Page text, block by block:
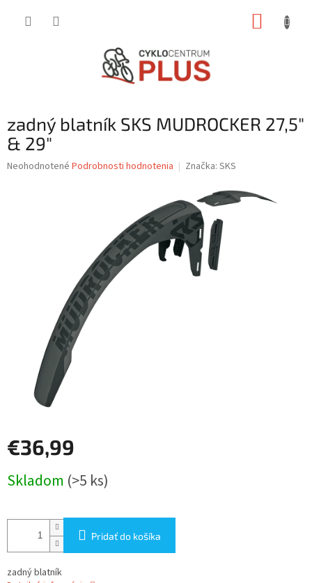
zadný blatník SKS MUDROCKER 27,5"
& 29"
Priemerné
Neohodnotené Podrobnosti hodnotenia Značka: SKS
€36,99
cena:
Skladom (>5 ks)
Pridať do košíka
zadný blatník